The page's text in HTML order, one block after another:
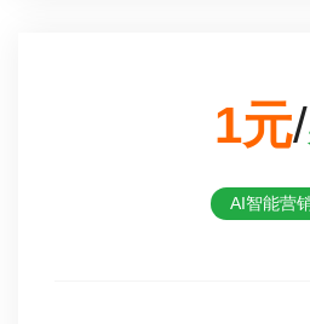
1元/
AI智能营